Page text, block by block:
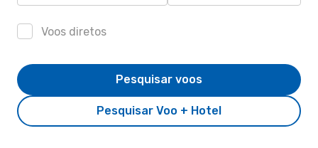
Voos diretos
Pesquisar Voo + Hotel
Pesquisar voos